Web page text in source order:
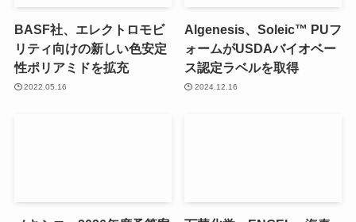
BASF社、エレクトロモビ
リティ向けの新しい色安定
性ポリアミドを拡充
2022.05.16
Algenesis、Soleic™ PUフ
ォームがUSDAバイオベー
ス認定ラベルを取得
2024.12.16